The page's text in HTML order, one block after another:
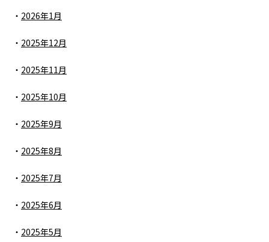
2026年1月
2025年12月
2025年11月
2025年10月
2025年9月
2025年8月
2025年7月
2025年6月
2025年5月